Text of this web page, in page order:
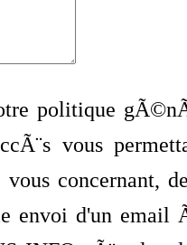
politique
vous
concernant,
envoi d'un